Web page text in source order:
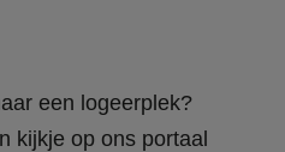
een logeerplek?
kijkje op ons portaal